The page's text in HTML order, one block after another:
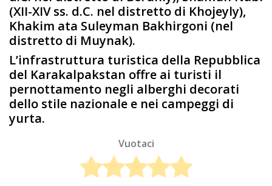
(XII-XIV ss. d.C. nel distretto di Khojeyly),
Khakim ata Suleyman Bakhirgoni (nel
distretto di Muynak).
L’infrastruttura turistica della Repubblica
del Karakalpakstan offre ai turisti il
pernottamento negli alberghi decorati
dello stile nazionale e nei campeggi di
yurta.
Vuotaci